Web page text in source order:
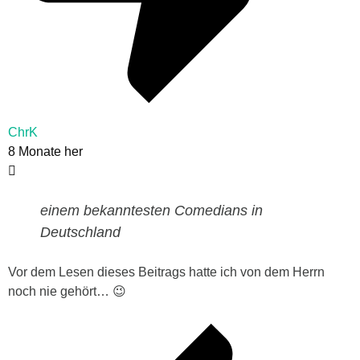
ChrK
8 Monate her
einem bekanntesten Comedians in
Deutschland
Vor dem Lesen dieses Beitrags hatte ich von dem Herrn
noch nie gehört… 😉